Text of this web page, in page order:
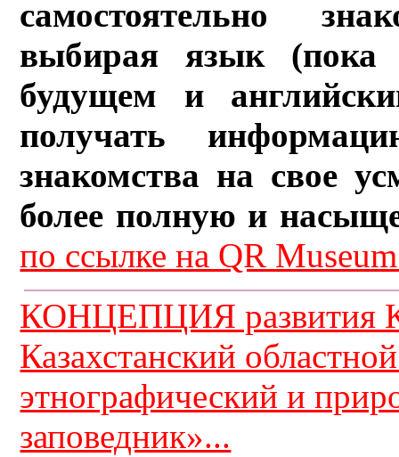
самостоятельно
выбирая язык (пока
будущем и
получать
знакомства на свое
более полную и
по ссылке на QR
КОНЦЕПЦИЯ развития
Казахстанский
этнографический и
заповедник»...